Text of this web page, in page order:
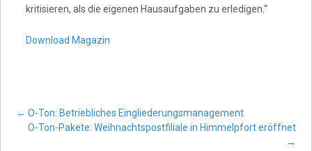
kritisieren, als die eigenen Hausaufgaben zu erledigen.“
Download Magazin
Post
← O-Ton: Betriebliches Eingliederungsmanagement
O-Ton-Pakete: Weihnachtspostfiliale in Himmelpfort eröffnet
→